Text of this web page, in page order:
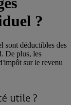
?
sont déductibles des
De plus, les
sur le revenu
utile ?